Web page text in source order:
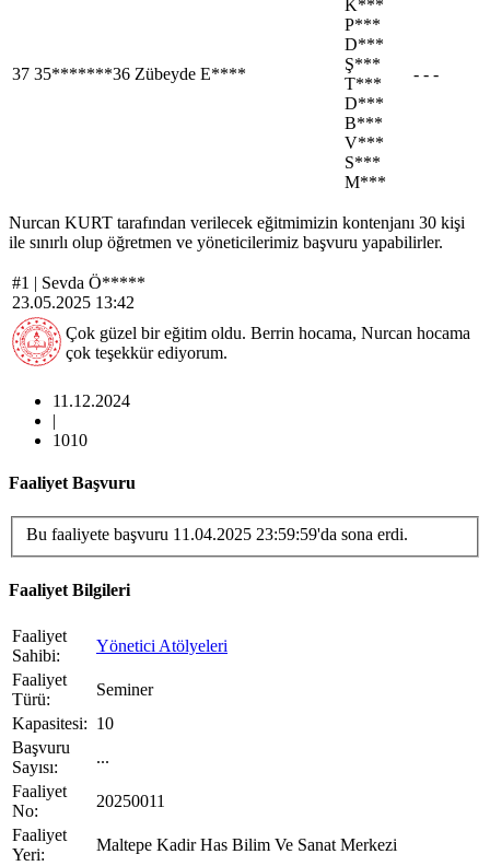
37 35*******36 Zübeyde E****
K***
P***
D***
Ş***
T***
D***
B***
V***
S***
M***
- - -
Nurcan KURT tarafından verilecek eğitmimizin kontenjanı 30 kişi
ile sınırlı olup öğretmen ve yöneticilerimiz başvuru yapabilirler.
#1 | Sevda Ö*****
23.05.2025 13:42
Çok güzel bir eğitim oldu. Berrin hocama, Nurcan hocama
çok teşekkür ediyorum.
11.12.2024
|
1010
Faaliyet Başvuru
Bu faaliyete başvuru 11.04.2025 23:59:59'da sona erdi.
Faaliyet Bilgileri
Faaliyet
Sahibi:
Yönetici Atölyeleri
Faaliyet
Türü:
Seminer
Kapasitesi: 10
Başvuru
Sayısı:
...
Faaliyet
No:
20250011
Faaliyet
Yeri:
Maltepe Kadir Has Bilim Ve Sanat Merkezi